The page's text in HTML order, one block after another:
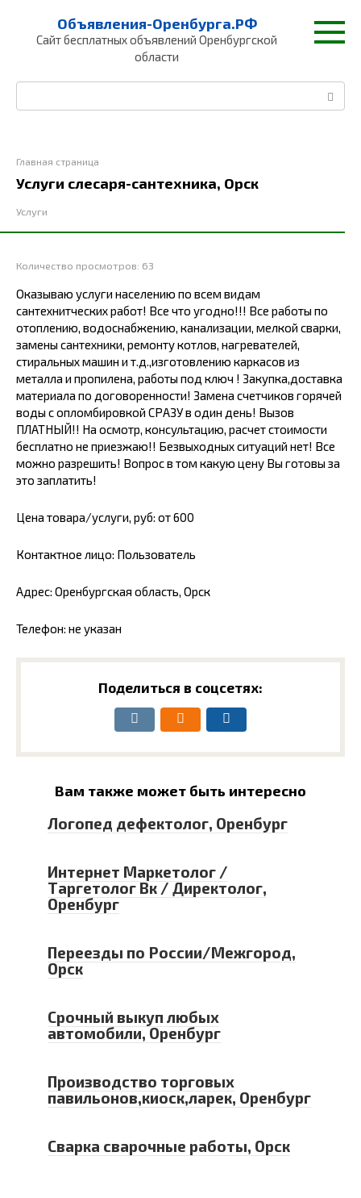
контенту
Объявления-Оренбурга.РФ
Сайт бесплатных объявлений Оренбургской
области
Главная страница
Услуги слесаря-сантехника, Орск
Услуги
Количество просмотров: 63
Оказываю услуги населению по всем видам
сантехнитческих работ! Все что угодно!!! Все работы по
отоплению, водоснабжению, канализации, мелкой сварки,
замены сантехники, ремонту котлов, нагревателей,
стиральных машин и т.д.,изготовлению каркасов из
металла и пропилена, работы под ключ ! Закупка,доставка
материала по договоренности! Замена счетчиков горячей
воды с опломбировкой СРАЗУ в один день! Вызов
ПЛАТНЫЙ!! На осмотр, консультацию, расчет стоимости
бесплатно не приезжаю!! Безвыходных ситуаций нет! Все
можно разрешить! Вопрос в том какую цену Вы готовы за
это заплатить!
Цена товара/услуги, руб: от 600
Контактное лицо: Пользователь
Адрес: Оренбургская область, Орск
Телефон: не указан
Поделиться в соцсетях:
Вам также может быть интересно
Логопед дефектолог, Оренбург
Интернет Маркетолог /
Таргетолог Вк / Директолог,
Оренбург
Переезды по России/Межгород,
Орск
Срочный выкуп любых
автомобили, Оренбург
Производство торговых
павильонов,киоск,ларек, Оренбург
Сварка сварочные работы, Орск